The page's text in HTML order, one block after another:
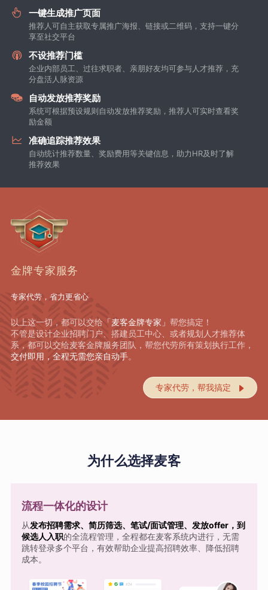
一键生成推广页面
推荐人可自主获取专属推广海报、链接或二维码，支持一键分
享至社交平台
不设推荐门槛
企业内部员工、过往求职者、亲朋好友均可参与人才推荐，充
分盘活人脉资源
自动发放推荐奖励
系统可根据预设规则自动发放推荐奖励，推荐人可实时查看奖
励金额
准确追踪推荐效果
自动统计推荐数量、奖励费用等关键信息，助力HR及时了解
推荐效果
金牌专家服务
专家代劳，省力更省心
以上这一切，都可以交给「麦客金牌专家」 帮您搞定！
不管是设计企业招聘门户、搭建员工中心、或者规划人才推荐体
系，都可以交给麦客金牌服务团队，帮您代劳所有策划执行工作，
交付即用，全程无需您亲自动手。
专家代劳，帮我搞定 
为什么选择麦客
流程一体化的设计
从发布招聘需求、简历筛选、笔试/面试管理、发放offer，到
候选人入职的全流程管理，全程都在麦客系统内进行，无需
跳转登录多个平台，有效帮助企业提高招聘效率、降低招聘
成本。